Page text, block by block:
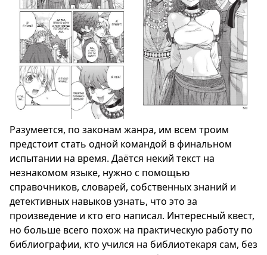
Разумеется, по законам жанра, им всем троим
предстоит стать одной командой в финальном
испытании на время. Даётся некий текст на
незнакомом языке, нужно с помощью
справочников, словарей, собственных знаний и
детективных навыков узнать, что это за
произведение и кто его написал. Интересный квест,
но больше всего похож на практическую работу по
библиографии, кто учился на библиотекаря сам, без